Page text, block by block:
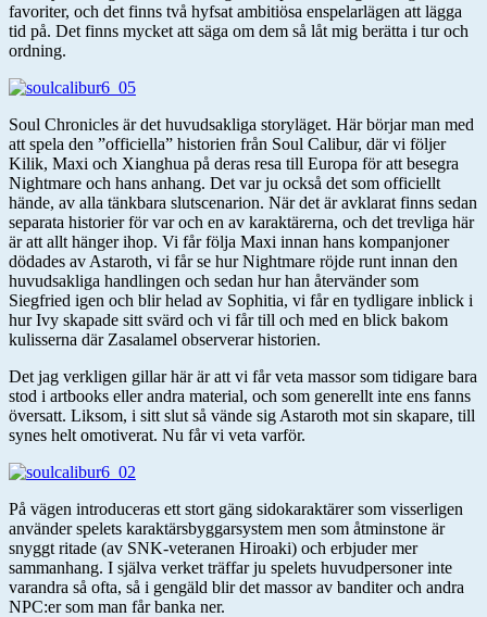
favoriter, och det finns två hyfsat ambitiösa enspelarlägen att lägga
tid på. Det finns mycket att säga om dem så låt mig berätta i tur och
ordning.
Soul Chronicles är det huvudsakliga storyläget. Här börjar man med
att spela den ”officiella” historien från Soul Calibur, där vi följer
Kilik, Maxi och Xianghua på deras resa till Europa för att besegra
Nightmare och hans anhang. Det var ju också det som officiellt
hände, av alla tänkbara slutscenarion. När det är avklarat finns sedan
separata historier för var och en av karaktärerna, och det trevliga här
är att allt hänger ihop. Vi får följa Maxi innan hans kompanjoner
dödades av Astaroth, vi får se hur Nightmare röjde runt innan den
huvudsakliga handlingen och sedan hur han återvänder som
Siegfried igen och blir helad av Sophitia, vi får en tydligare inblick i
hur Ivy skapade sitt svärd och vi får till och med en blick bakom
kulisserna där Zasalamel observerar historien.
Det jag verkligen gillar här är att vi får veta massor som tidigare bara
stod i artbooks eller andra material, och som generellt inte ens fanns
översatt. Liksom, i sitt slut så vände sig Astaroth mot sin skapare, till
synes helt omotiverat. Nu får vi veta varför.
På vägen introduceras ett stort gäng sidokaraktärer som visserligen
använder spelets karaktärsbyggarsystem men som åtminstone är
snyggt ritade (av SNK-veteranen Hiroaki) och erbjuder mer
sammanhang. I själva verket träffar ju spelets huvudpersoner inte
varandra så ofta, så i gengäld blir det massor av banditer och andra
NPC:er som man får banka ner.